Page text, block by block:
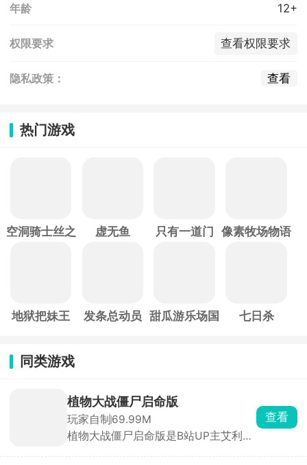
年龄 12+
权限要求 查看权限要求
隐私政策： 查看
热门游戏
空洞骑士丝之
虚无鱼 只有一道门 像素牧场物语
地狱把妹王 发条总动员
甜瓜游乐场国
七日杀
同类游戏
植物大战僵尸启命版
玩家自制69.99M
植物大战僵尸启命版是B站UP主艾利斯
查看